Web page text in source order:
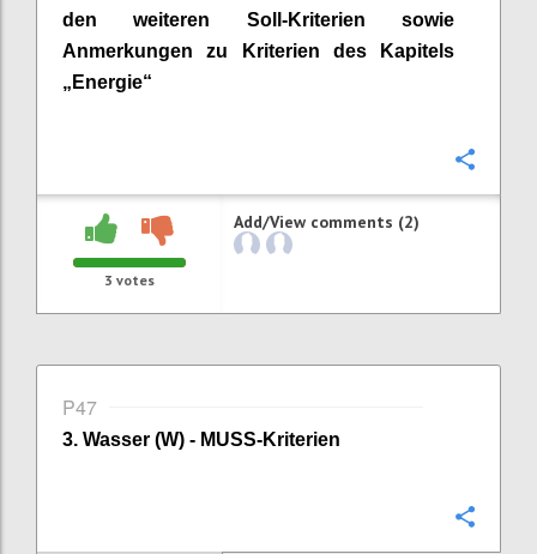
den weiteren Soll-Kriterien sowie
Anmerkungen zu Kriterien des Kapitels
„ Energie“
3 votes
Add/View comments (2)
P47
3. Wasser (W) - MUSS-Kriterien